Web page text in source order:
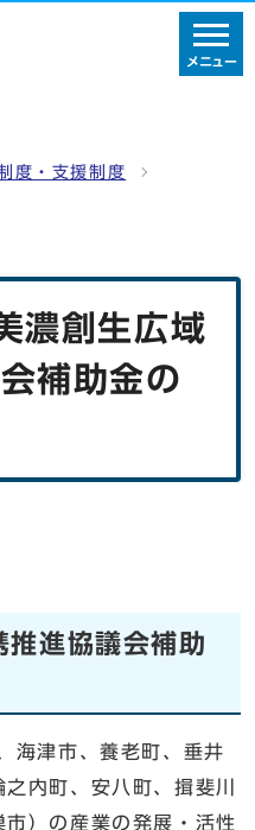
メニュー
度・支援制度
濃創生広域
補助金の
推進協議会補助
津市、養老町、垂井
内町、安八町、揖斐川
）の産業の発展・活性